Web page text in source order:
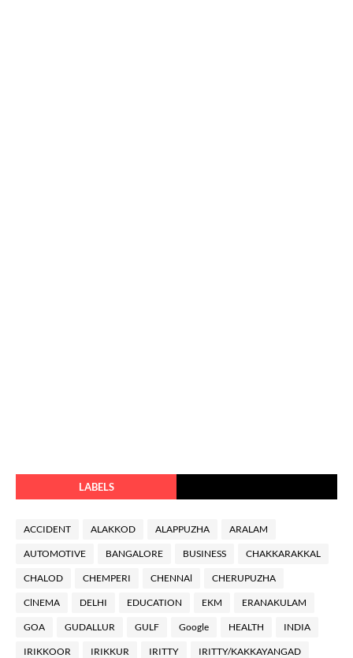
LABELS
ACCIDENT ALAKKOD ALAPPUZHA ARALAM
AUTOMOTIVE BANGALORE BUSINESS CHAKKARAKKAL
CHALOD CHEMPERI CHENNAl CHERUPUZHA
ClNEMA DELHI EDUCATION EKM ERANAKULAM
GOA GUDALLUR GULF Google HEALTH INDIA
IRIKKOOR IRIKKUR IRITTY IRITTY/KAKKAYANGAD